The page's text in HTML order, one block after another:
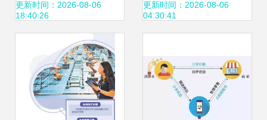
能软件开发的未来
更新时间：2026-08-06
18:40:26
务的双重奏
更新时间：2026-08-06
04:30:41